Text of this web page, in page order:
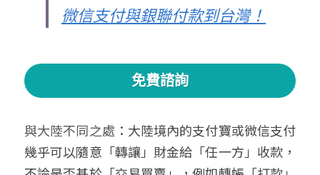
微信支付與銀聯付款到台灣！
免費諮詢
與大陸不同之處 ：大陸境內的支付寶或微信支付
幾乎可以隨意「轉讓」財金給「任一方」收款，